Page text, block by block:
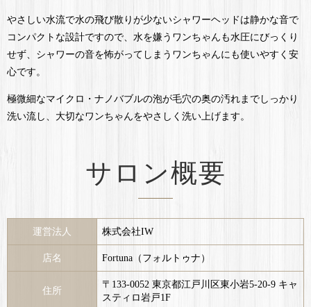
やさしい水流で水の飛び散りが少ないシャワーヘッドは静かな音で
コンパクトな設計ですので、水を嫌うワンちゃんも水圧にびっくり
せず、シャワーの音を怖がってしまうワンちゃんにも使いやすく安
心です。
極微細なマイクロ・ナノバブルの泡が毛穴の奥の汚れまでしっかり
洗い流し、大切なワンちゃんをやさしく洗い上げます。
サロン概要
運営法人 株式会社IW
店名 Fortuna（フォルトゥナ）
住所
〒133-0052 東京都江戸川区東小岩5-20-9 キャ
スティロ岩戸1F